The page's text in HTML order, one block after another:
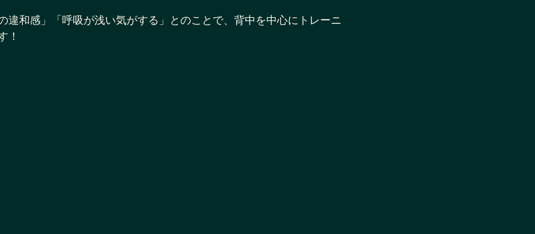
違和感」「呼吸が浅い気がする」とのことで、背中を中心にトレーニ
！